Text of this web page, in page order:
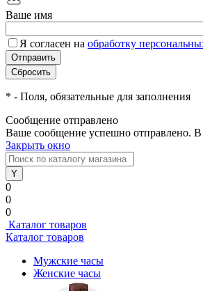
Ваше имя
Я согласен на обработку
* - Поля, обязательные для заполнения
Сообщение отправлено
Ваше сообщение успешно отправлено.
Закрыть окно
0
0
0
Каталог товаров
Каталог товаров
Мужские часы
Женские часы